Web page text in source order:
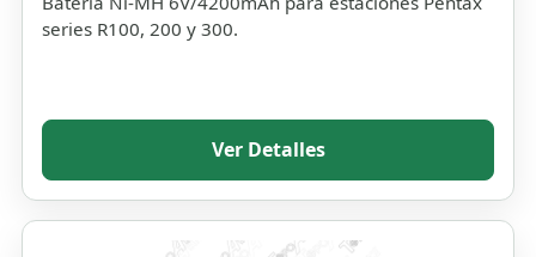
series R100, 200 y 300.
Ver Detalles